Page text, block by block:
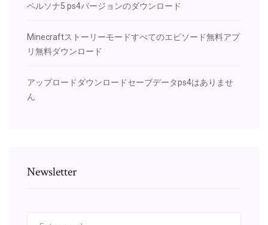
ペルソナ5 ps4バージョンのダウンロード
Minecraftストーリーモードすべてのエピソード無料アプ
リ無料ダウンロード
アップロードダウンロードセーブデータps4はありませ
ん
Newsletter